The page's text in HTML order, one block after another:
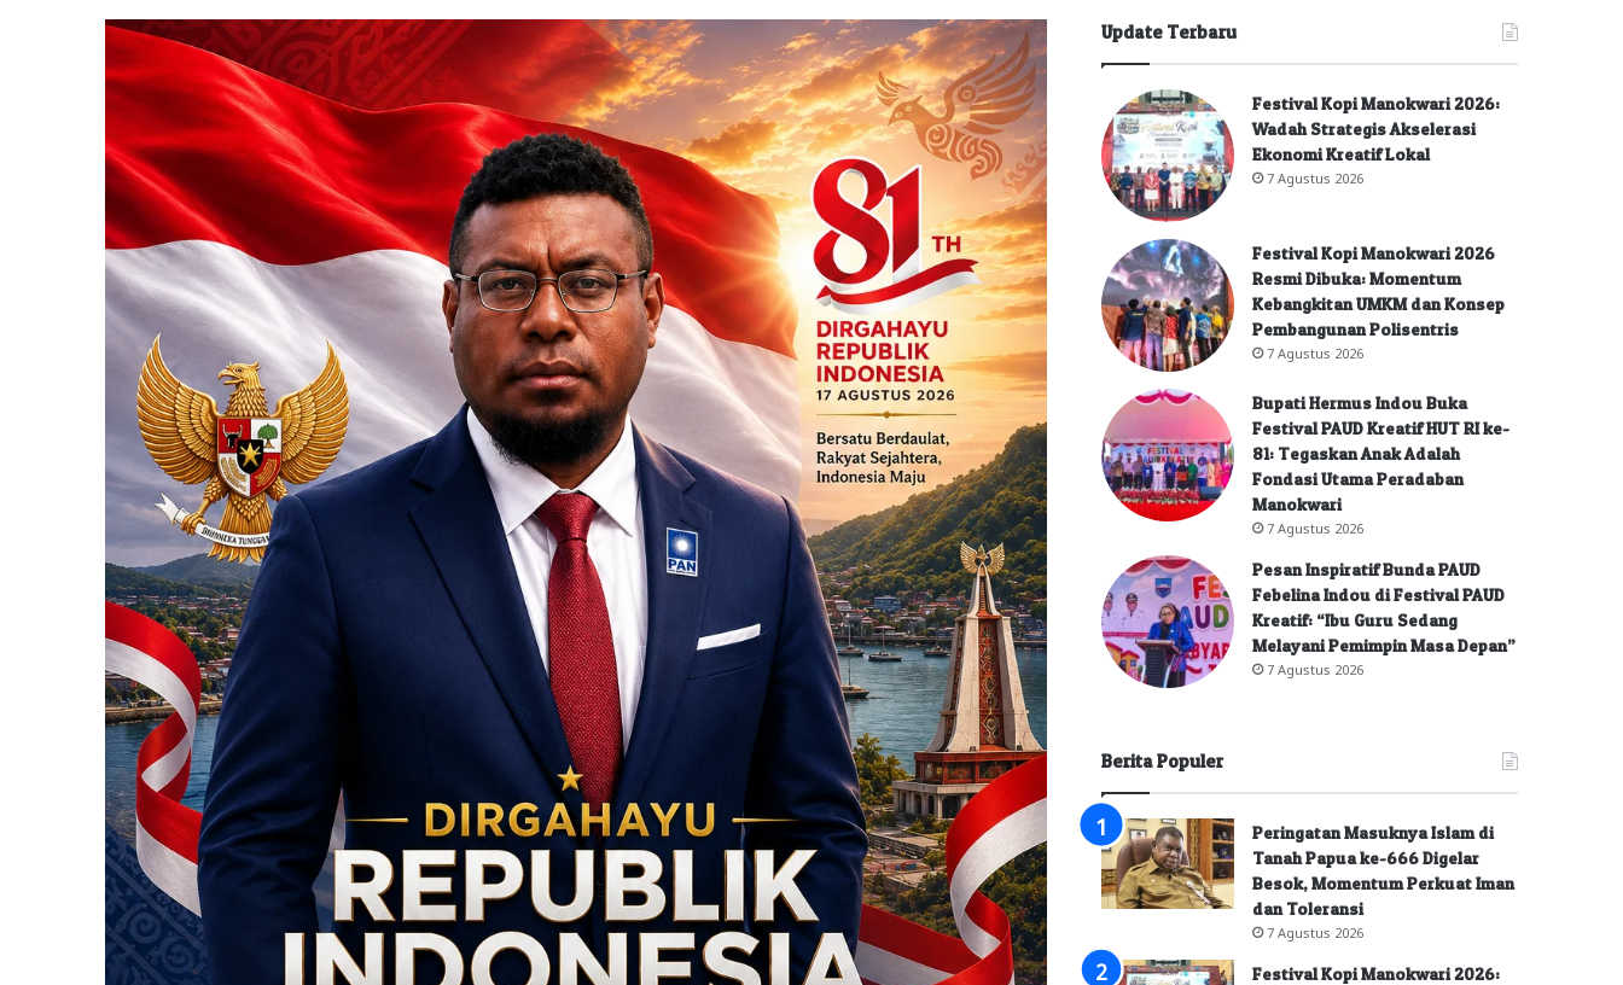
Update Terbaru
Festival Kopi Manokwari 2026:
Wadah Strategis Akselerasi
Ekonomi Kreatif Lokal
7 Agustus 2026
Festival Kopi Manokwari 2026
Resmi Dibuka: Momentum
Kebangkitan UMKM dan Konsep
Pembangunan Polisentris
7 Agustus 2026
Bupati Hermus Indou Buka
Festival PAUD Kreatif HUT RI ke-
81: Tegaskan Anak Adalah
Fondasi Utama Peradaban
Manokwari
7 Agustus 2026
Pesan Inspiratif Bunda PAUD
Febelina Indou di Festival PAUD
Kreatif: “Ibu Guru Sedang
Melayani Pemimpin Masa Depan”
7 Agustus 2026
Berita Populer
Peringatan Masuknya Islam di
Tanah Papua ke-666 Digelar
Besok, Momentum Perkuat Iman
dan Toleransi
7 Agustus 2026
Festival Kopi Manokwari 2026: